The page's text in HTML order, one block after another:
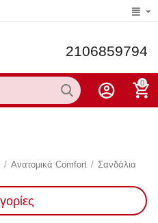
2106859794
0
/ Ανατομικά Comfort / Σανδάλια